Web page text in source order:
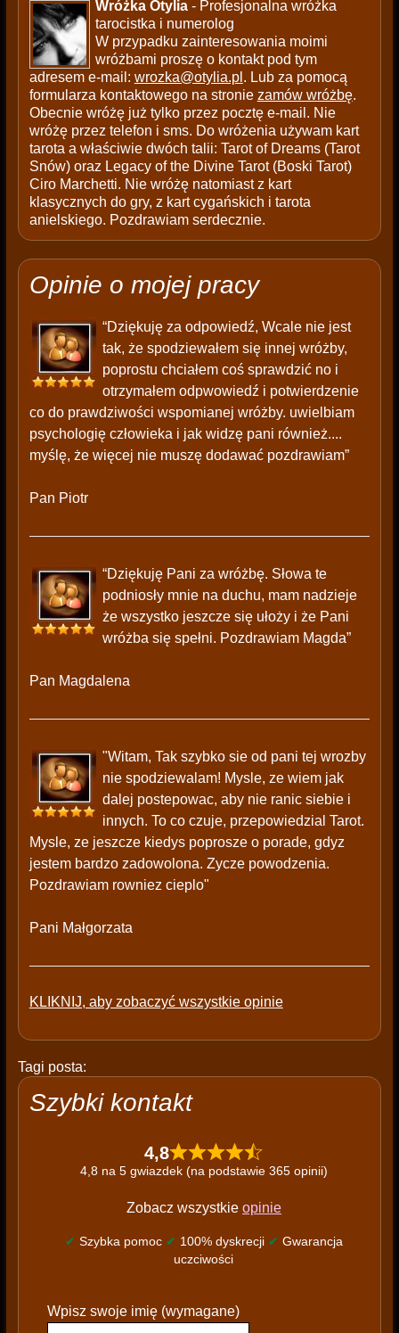
Wróżka Otylia- Profesjonalna wróżka
tarocistka i numerolog
W przypadku zainteresowania moimi
wróżbami proszę o kontakt pod tym
adresem e-mail: wrozka@otylia.pl . Lub za pomocą
formularza kontaktowego na stronie zamów wróżbę.
Obecnie wróżę już tylko przez pocztę e-mail. Nie
wróżę przez telefon i sms. Do wróżenia używam kart
tarota a właściwie dwóch talii: Tarot of Dreams (Tarot
Snów) oraz Legacy of the Divine Tarot (Boski Tarot)
Ciro Marchetti. Nie wróżę natomiast z kart
klasycznych do gry, z kart cygańskich i tarota
anielskiego. Pozdrawiam serdecznie.
Opinie o mojej pracy
“Dziękuję za odpowiedź, Wcale nie jest
tak, że spodziewałem się innej wróżby,
poprostu chciałem coś sprawdzić no i
otrzymałem odpwowiedź i potwierdzenie
co do prawdziwości wspomianej wróżby. uwielbiam
psychologię człowieka i jak widzę pani również....
myślę, że więcej nie muszę dodawać pozdrawiam”
Pan Piotr
“Dziękuję Pani za wróżbę. Słowa te
podniosły mnie na duchu, mam nadzieje
że wszystko jeszcze się ułoży i że Pani
wróżba się spełni. Pozdrawiam Magda”
Pan Magdalena
"Witam, Tak szybko sie od pani tej wrozby
nie spodziewalam! Mysle, ze wiem jak
dalej postepowac, aby nie ranic siebie i
innych. To co czuje, przepowiedzial Tarot.
Mysle, ze jeszcze kiedys poprosze o porade, gdyz
jestem bardzo zadowolona. Zycze powodzenia.
Pozdrawiam rowniez cieplo"
Pani Małgorzata
KLIKNIJ, aby zobaczyć wszystkie opinie
Tagi posta:
Szybki kontakt
4,8
4,8 na 5 gwiazdek (na podstawie 365 opinii)
Zobacz wszystkie opinie
✔ Szybka pomoc ✔ 100% dyskrecji ✔ Gwarancja
uczciwości
l
Wpisz swoje imię (wymagane)